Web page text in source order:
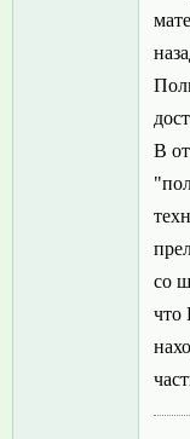
В
со
что